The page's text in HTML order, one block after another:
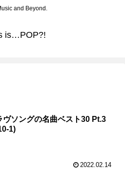
and Beyond.
is…POP?!
ヴソングの名曲ベスト30 Pt.3
1)
2022.02.14